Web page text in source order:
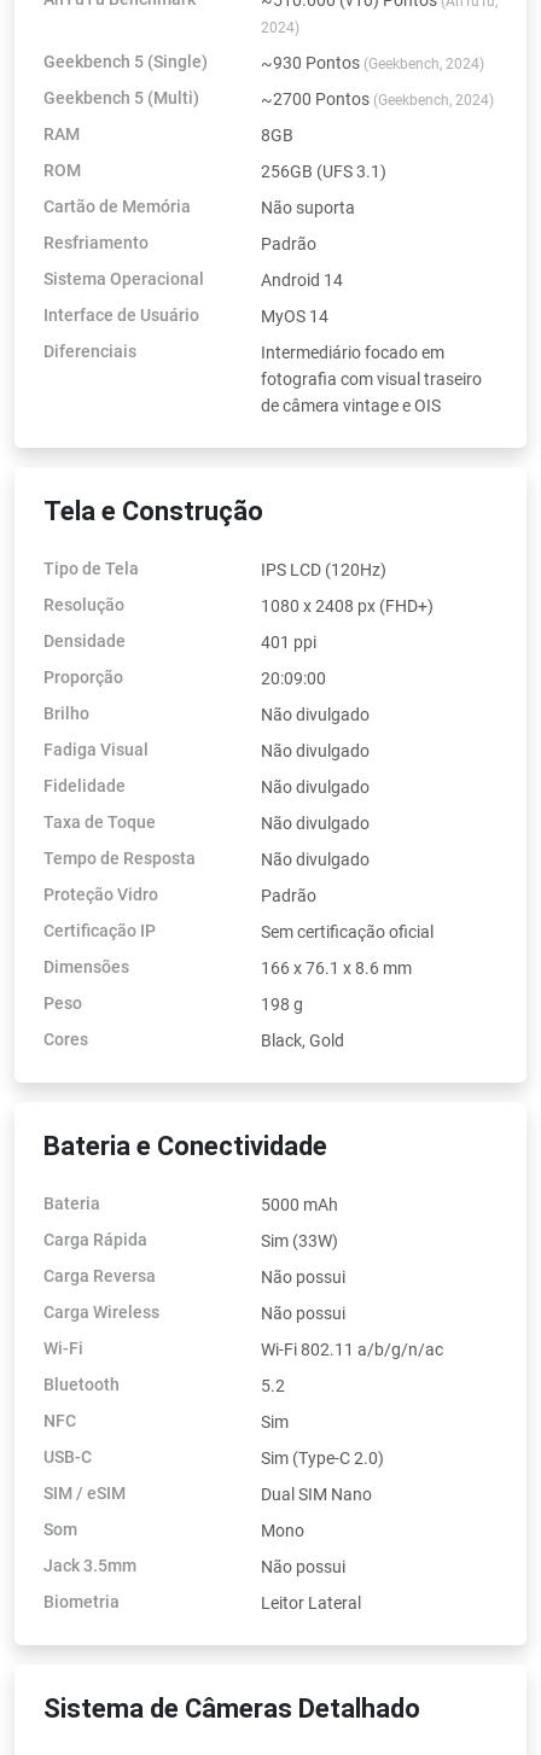
2024)
Geekbench 5 (Single) ~930 Pontos (Geekbench, 2024)
Geekbench 5 (Multi) ~2700 Pontos (Geekbench, 2024)
RAM
8GB
ROM
256GB (UFS 3.1)
Cartão de Memória
Não suporta
Resfriamento
Padrão
Sistema Operacional
Android 14
Interface de Usuário
MyOS 14
Diferenciais
Intermediário focado em
fotografia com visual traseiro
de câmera vintage e OIS
Tela e Construção
Tipo de Tela
IPS LCD (120Hz)
Resolução
1080 x 2408 px (FHD+)
Densidade
401 ppi
Proporção
20:09:00
Brilho
Não divulgado
Fadiga Visual
Não divulgado
Fidelidade
Não divulgado
Taxa de Toque
Não divulgado
Tempo de Resposta
Não divulgado
Proteção Vidro
Padrão
Certificação IP
Sem certificação oficial
Dimensões
166 x 76.1 x 8.6 mm
Peso
198 g
Cores
Black, Gold
Bateria e Conectividade
Bateria
5000 mAh
Carga Rápida
Sim (33W)
Carga Reversa
Não possui
Carga Wireless
Não possui
Wi-Fi
Wi-Fi 802.11 a/b/g/n/ac
Bluetooth
5.2
NFC
Sim
USB-C
Sim (Type-C 2.0)
SIM / eSIM
Dual SIM Nano
Som
Mono
Jack 3.5mm
Não possui
Biometria
Leitor Lateral
Sistema de Câmeras Detalhado